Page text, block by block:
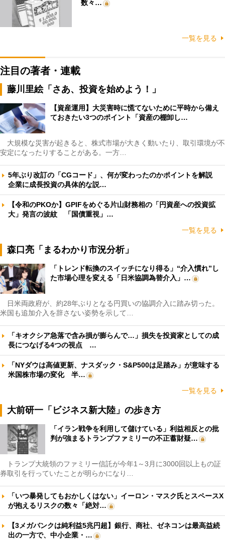
数々…
一覧を見る
注目の著者・連載
藤川里絵「さあ、投資を始めよう！」
【資産運用】大災害時に慌てないために平時から備え
ておきたい3つのポイント「資産の棚卸し…
大規模な災害が起きると、株式市場が大きく動いたり、取引環境が不
安定になったりすることがある。一方…
5年ぶり改訂の「CGコード」、何が変わったのかポイントを解説
企業に成長投資の具体的な説…
【令和のPKOか】GPIFをめぐる片山財務相の「円資産への投資拡
大」発言の波紋 「国債重視」…
一覧を見る
森口亮「まるわかり市況分析」
「トレンド転換のスイッチになり得る」“介入慣れ”し
た市場心理を変える「日米協調為替介入」…
日米両政府が、約28年ぶりとなる円買いの協調介入に踏み切った。
米国も追加介入を辞さない姿勢を示して…
「キオクシア急落で含み損が膨らんで…」損失を投資家としての成
長につなげる4つの視点 …
「NYダウは高値更新、ナスダック・S&P500は足踏み」が意味する
米国株市場の変化 半…
一覧を見る
大前研一「ビジネス新大陸」の歩き方
「イラン戦争を利用して儲けている」利益相反との批
判が強まるトランプファミリーの不正蓄財疑…
トランプ大統領のファミリー信託が今年1～3月に3000回以上もの証
券取引を行っていたことが明らかになり…
「いつ暴発してもおかしくはない」イーロン・マスク氏とスペースX
が抱えるリスクの数々「絶対…
【3メガバンクは純利益5兆円超】銀行、商社、ゼネコンは最高益続
出の一方で、中小企業・…